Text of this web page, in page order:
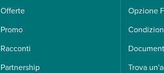
Offerte
Promo
Racconti
Partnership
Opzione
Trova